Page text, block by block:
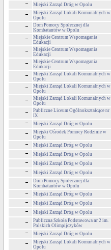
Miejski Zarząd Dróg w Opolu
Miejski Zarząd Lokali Komunalnych w
Opolu
Dom Pomocy Społecznej dla
Kombatantów w Opolu
Miejskie Centrum Wspomagania
Edukacji
Miejskie Centrum Wspomagania
Edukacji
Miejskie Centrum Wspomagania
Edukacji
Miejski Zarząd Lokali Komunalnych w
Opolu
Miejski Zarząd Lokali Komunalnych w
Opolu
Miejski Zarząd Lokali Komunalnych w
Opolu
Publiczne Liceum Ogólnokształcące nr
IX
Miejski Zarząd Dróg w Opolu
Miejski Ośrodek Pomocy Rodzinie w
Opolu
Miejski Zarząd Dróg w Opolu
Miejski Zarząd Dróg w Opolu
Miejski Zarząd Dróg w Opolu
Miejski Zarząd Dróg w Opolu
Dom Pomocy Społecznej dla
Kombatantów w Opolu
Miejski Zarząd Dróg w Opolu
Miejski Zarząd Dróg w Opolu
Miejski Zarząd Dróg w Opolu
Publiczna Szkoła Podstawowa nr 2 im.
Polskich Olimpijczyków
Miejski Zarząd Dróg w Opolu
Miejski Zarząd Lokali Komunalnych w
Opolu